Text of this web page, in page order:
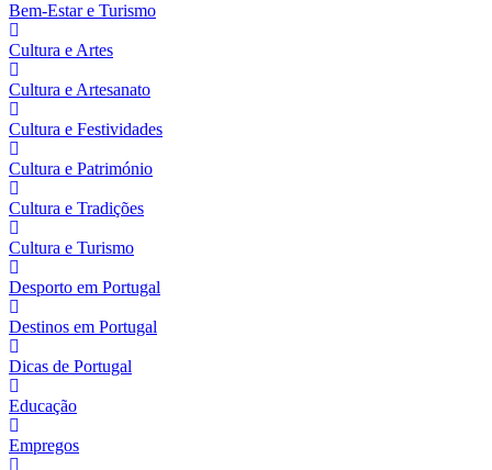
Bem-Estar e Turismo
Cultura e Artes
Cultura e Artesanato
Cultura e Festividades
Cultura e Património
Cultura e Tradições
Cultura e Turismo
Desporto em Portugal
Destinos em Portugal
Dicas de Portugal
Educação
Empregos